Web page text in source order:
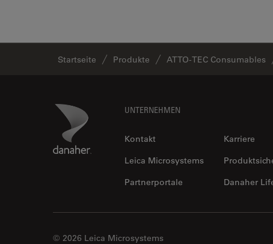
Startseite Produkte ATTO-TEC Consumables
Danaher Logo UNTERNEHMEN
Kontakt
Karriere
Leica Microsystems
Partnerportale
Danaher
© 2026 Leica Microsystems